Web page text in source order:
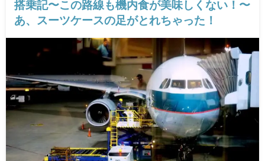
搭乗記〜この路線も機内食が美味しくない！〜
あ、スーツケースの足がとれちゃった！